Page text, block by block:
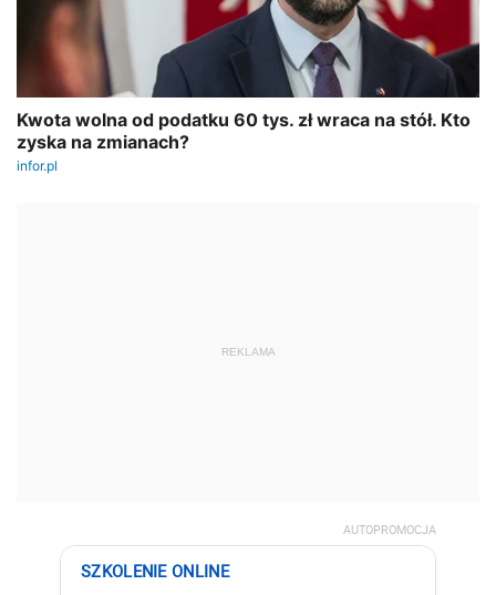
REKLAMA
AUTOPROMOCJA
SZKOLENIE ONLINE